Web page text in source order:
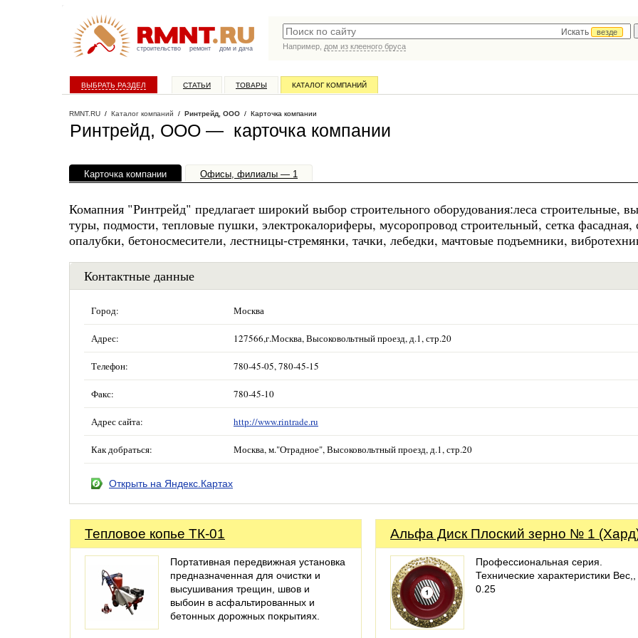
строительство ремонт дом и дача
Искать
везде
Например, дом из клееного бруса
ВЫБРАТЬ РАЗДЕЛ СТАТЬИ ТОВАРЫ КАТАЛОГ КОМПАНИЙ
RMNT.RU / Каталог компаний / Ринтрейд, ООО / Карточка компании
Ринтрейд, ООО — карточка компании
Карточка компании Офисы, филиалы — 1
Комапния "Ринтрейд" предлагает широкий выбор строительного оборудования:леса строительные,
туры, подмости, тепловые пушки, электрокалориферы, мусоропровод строительный, сетка фасадная,
опалубки, бетоносмесители, лестницы-стремянки, тачки, лебедки, мачтовые подъемники,
Контактные данные
Город: Москва
Адрес: 127566,г.Москва, Высоковольтный проезд, д.1, стр.20
Телефон: 780-45-05, 780-45-15
Факс: 780-45-10
Адрес сайта: http://www.rintrade.ru
Как добраться: Москва, м."Отрадное", Высоковольтный проезд, д.1, стр.20
Открыть на Яндекс.Картах
Тепловое копье ТК-01
Портативная передвижная установка
предназначенная для очистки и
высушивания трещин, швов и
выбоин в асфальтированных и
бетонных дорожных покрытиях.
Альфа Диск Плоский зерно № 1
Профессиональная серия.
Технические характеристики Вес,,
0.25